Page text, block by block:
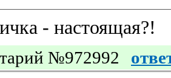
- настоящая?!
№972992